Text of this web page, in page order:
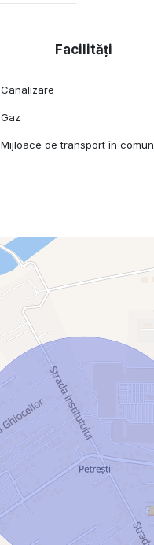
Facilități
Canalizare
Gaz
Mijloace de transport în comun